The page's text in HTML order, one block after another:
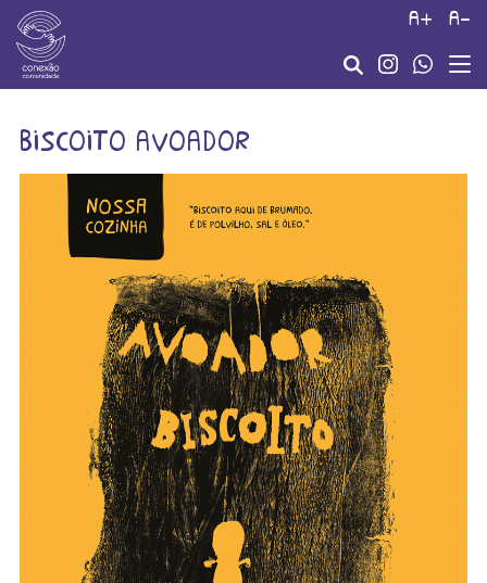
a+ a-
biscoito avoador